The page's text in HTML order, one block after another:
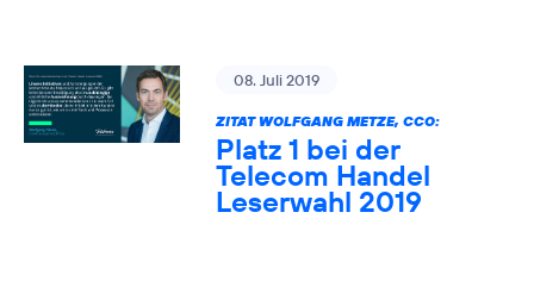
08. Juli 2019
ZITAT WOLFGANG METZE, CCO:
Platz 1 bei der
Telecom Handel
Leserwahl 2019